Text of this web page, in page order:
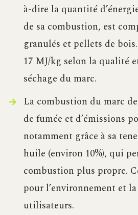
à-dire la quantité
de sa combustion, est
granulés et pellets de
17 MJ/kg selon la qualité
séchage du marc.
La combustion du marc
de fumée et d’émissions
notamment grâce à sa
huile (environ 10%), qui
combustion plus propre.
pour l’environnement et
utilisateurs.